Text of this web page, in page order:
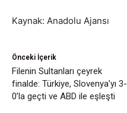
Kaynak: Anadolu Ajansı
Önceki İçerik
Filenin Sultanları çeyrek
finalde: Türkiye, Slovenya’yı 3-
0’la geçti ve ABD ile eşleşti